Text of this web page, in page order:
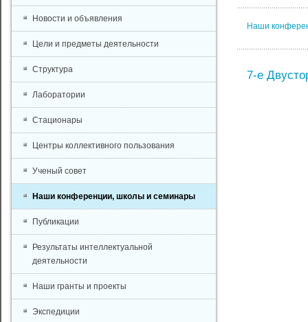
Наши
7-е
Новости и объявления
Цели и предметы деятельности
Структура
Лаборатории
Стационары
Центры коллективного пользования
Ученый совет
Наши конференции, школы и семинары
Публикации
Результаты интеллектуальной
деятельности
Наши гранты и проекты
Экспедиции